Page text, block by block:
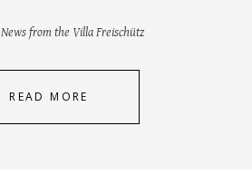
News from the Villa Freischütz
READ MORE